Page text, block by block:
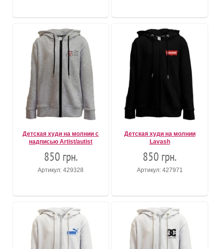
Детская худи на молнии с
надписью Artist/autist
850 грн.
Артикул: 429328
Детская худи на молнии
Lavash
850 грн.
Артикул: 427971